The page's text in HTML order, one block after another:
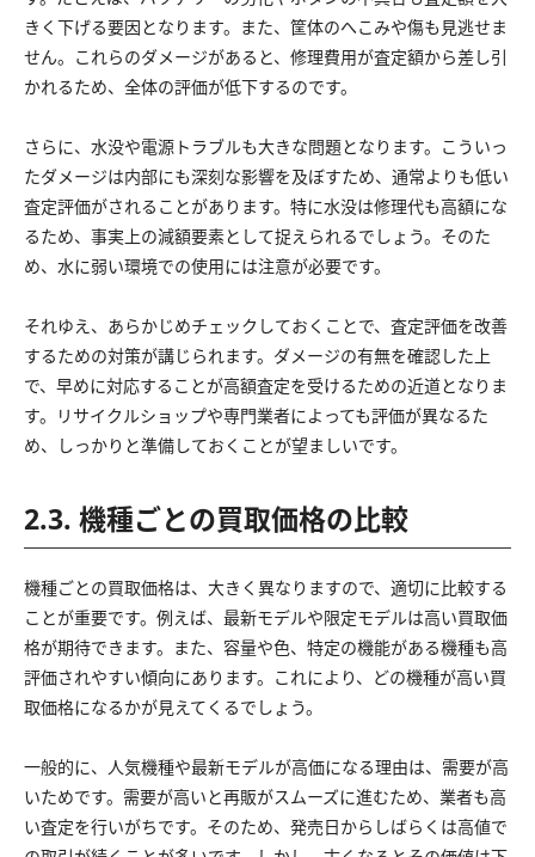
きく下げる要因となります。また、筐体のへこみや傷も見逃せま
せん。これらのダメージがあると、修理費用が査定額から差し引
かれるため、全体の評価が低下するのです。
さらに、水没や電源トラブルも大きな問題となります。こういっ
たダメージは内部にも深刻な影響を及ぼすため、通常よりも低い
査定評価がされることがあります。特に水没は修理代も高額にな
るため、事実上の減額要素として捉えられるでしょう。そのた
め、水に弱い環境での使用には注意が必要です。
それゆえ、あらかじめチェックしておくことで、査定評価を改善
するための対策が講じられます。ダメージの有無を確認した上
で、早めに対応することが高額査定を受けるための近道となりま
す。リサイクルショップや専門業者によっても評価が異なるた
め、しっかりと準備しておくことが望ましいです。
2.3. 機種ごとの買取価格の比較
機種ごとの買取価格は、大きく異なりますので、適切に比較する
ことが重要です。例えば、最新モデルや限定モデルは高い買取価
格が期待できます。また、容量や色、特定の機能がある機種も高
評価されやすい傾向にあります。これにより、どの機種が高い買
取価格になるかが見えてくるでしょう。
一般的に、人気機種や最新モデルが高価になる理由は、需要が高
いためです。需要が高いと再販がスムーズに進むため、業者も高
い査定を行いがちです。そのため、発売日からしばらくは高値で